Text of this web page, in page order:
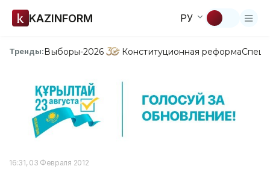
KAZINFORM РУ
Тренды:Выборы-2026 Конституционная реформа
16:31, 03 Февраля 2012